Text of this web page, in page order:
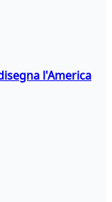
l'America